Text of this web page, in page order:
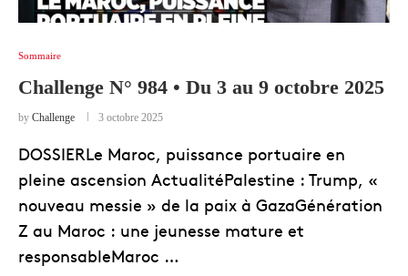
Sommaire
Challenge N° 984 • Du 3 au 9 octobre 2025
by Challenge 3 octobre 2025
DOSSIERLe Maroc, puissance portuaire en
pleine ascension ActualitéPalestine : Trump, «
nouveau messie » de la paix à GazaGénération
Z au Maroc : une jeunesse mature et
responsableMaroc …